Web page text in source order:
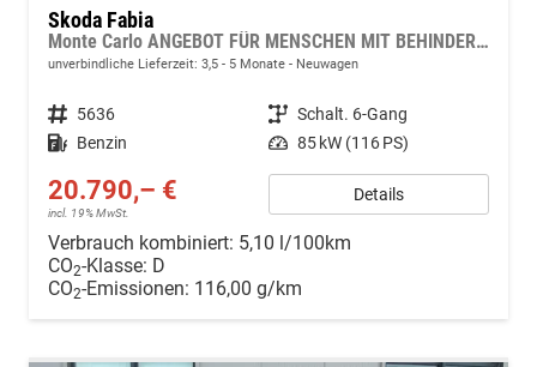
Skoda Fabia
Monte Carlo ANGEBOT FÜR MENSCHEN MIT BEHINDERUNG AB 50%! 1.0 TSI 116PS, 16" Alu, METALLIC/Dach Schwarz, Bi-LED-Scheinwerfer, Parksensoren vo/hi, Rückfahrkamera, Kessy, Climatronic, SunSet, Sport-M-Lederlenkrad beheizt, Infotainment 8", Smart Link, NSW, Sitzheizung,
unverbindliche Lieferzeit: 3,5 - 5 Monate Neuwagen
Fahrzeugnr. 5636 Getriebe Schalt. 6-Gang
Kraftstoff Benzin Leistung 85 kW (116 PS)
20.790,– €
incl. 19% MwSt.
Details
Verbrauch kombiniert: 5,10 l/100km
CO2-Klasse: D
CO2-Emissionen: 116,00 g/km